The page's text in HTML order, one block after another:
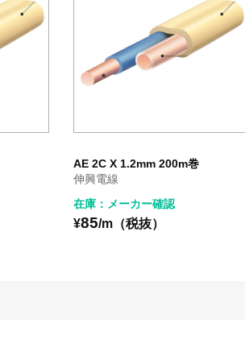
AE 2C X 1.2mm 200m巻
伸興電線
在庫：メーカー確認
¥85/m（税抜）